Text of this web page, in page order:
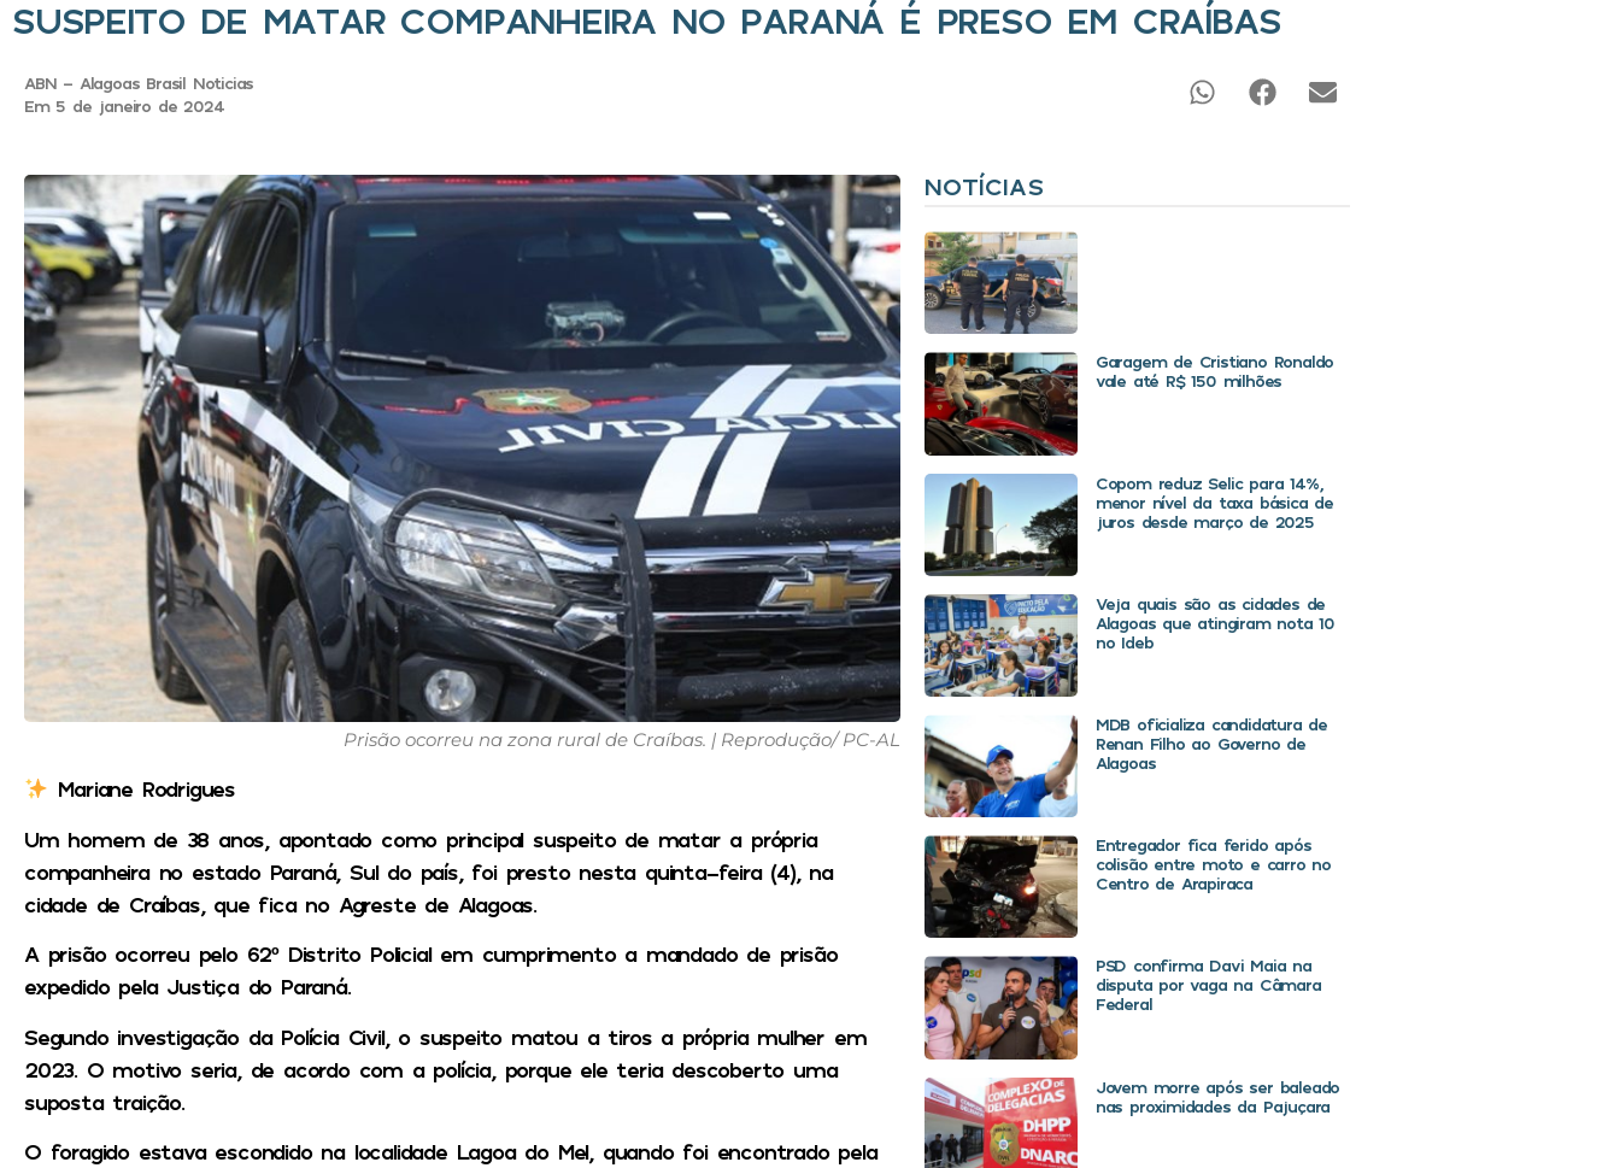
SUSPEITO DE MATAR COMPANHEIRA NO PARANÁ É PRESO EM CRAÍBAS
ABN - Alagoas Brasil Noticias
Em 5 de janeiro de 2024
Prisão ocorreu na zona rural de Craíbas. | Reprodução/ PC-AL
Mariane Rodrigues
Um homem de 38 anos, apontado como principal suspeito de matar a própria
companheira no estado Paraná, Sul do país, foi presto nesta quinta-feira (4), na
cidade de Craíbas, que fica no Agreste de Alagoas.
A prisão ocorreu pelo 62º Distrito Policial em cumprimento a mandado de prisão
expedido pela Justiça do Paraná.
Segundo investigação da Polícia Civil, o suspeito matou a tiros a própria mulher em
2023. O motivo seria, de acordo com a polícia, porque ele teria descoberto uma
suposta traição.
O foragido estava escondido na localidade Lagoa do Mel, quando foi encontrado pela
NOTÍCIAS
Garagem de Cristiano Ronaldo
vale até R$ 150 milhões
Copom reduz Selic para 14%,
menor nível da taxa básica de
juros desde março de 2025
Veja quais são as cidades de
Alagoas que atingiram nota 10
no Ideb
MDB oficializa candidatura de
Renan Filho ao Governo de
Alagoas
Entregador fica ferido após
colisão entre moto e carro no
Centro de Arapiraca
PSD confirma Davi Maia na
disputa por vaga na Câmara
Federal
Jovem morre após ser baleado
nas proximidades da Pajuçara